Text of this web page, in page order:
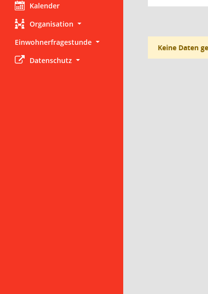
Kalender
Organisation
Einwohnerfragestunde
Datenschutz
Keine Daten